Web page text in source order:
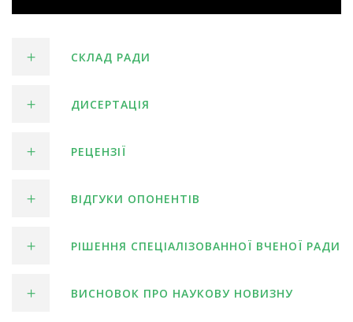
СКЛАД РАДИ
ДИСЕРТАЦІЯ
РЕЦЕНЗІЇ
ВІДГУКИ ОПОНЕНТІВ
РІШЕННЯ СПЕЦІАЛІЗОВАННОЇ ВЧЕНОЇ РАДИ
ВИСНОВОК ПРО НАУКОВУ НОВИЗНУ